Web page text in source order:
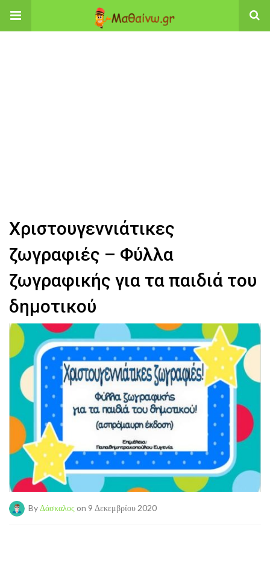
Χριστουγεννιάτικες
ζωγραφιές – Φύλλα
ζωγραφικής για τα παιδιά του
δημοτικού
By Δάσκαλος on 9 Δεκεμβρίου 2020